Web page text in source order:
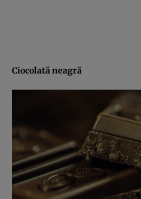
Ciocolată neagră